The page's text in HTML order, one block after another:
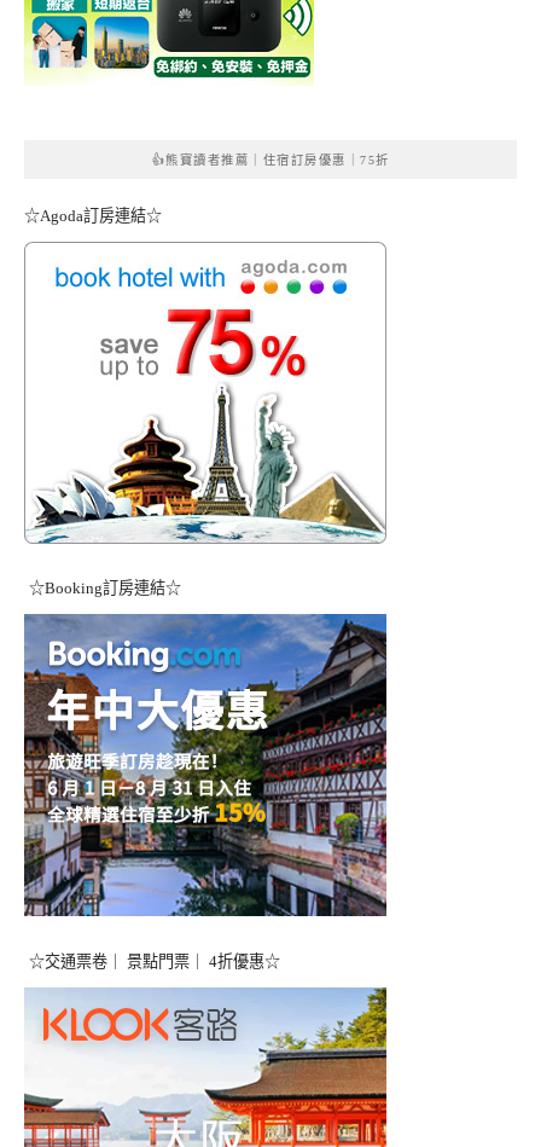
👍熊寶讀者推薦｜住宿訂房優惠｜75折
☆Agoda訂房連結☆
☆Booking訂房連結☆
☆交通票卷｜ 景點門票｜ 4折優惠☆